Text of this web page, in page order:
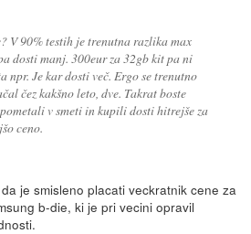
V 90% testih je trenutna razlika max
dosti manj. 300eur za 32gb kit pa ni
npr. Je kar dosti več. Ergo se trenutno
čez kakšno leto, dve. Takrat boste
v smeti in kupili dosti hitrejše za
ceno.
je smisleno placati veckratnik cene za
b-die, ki je pri vecini opravil